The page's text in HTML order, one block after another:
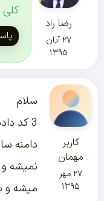
رضا راد
۲۷ آبان
۱۳۹۵
کاربر
مهمان
۲۷ مهر
۱۳۹۵
سلام
3 کد
دامنه
نمیشه
میشه و